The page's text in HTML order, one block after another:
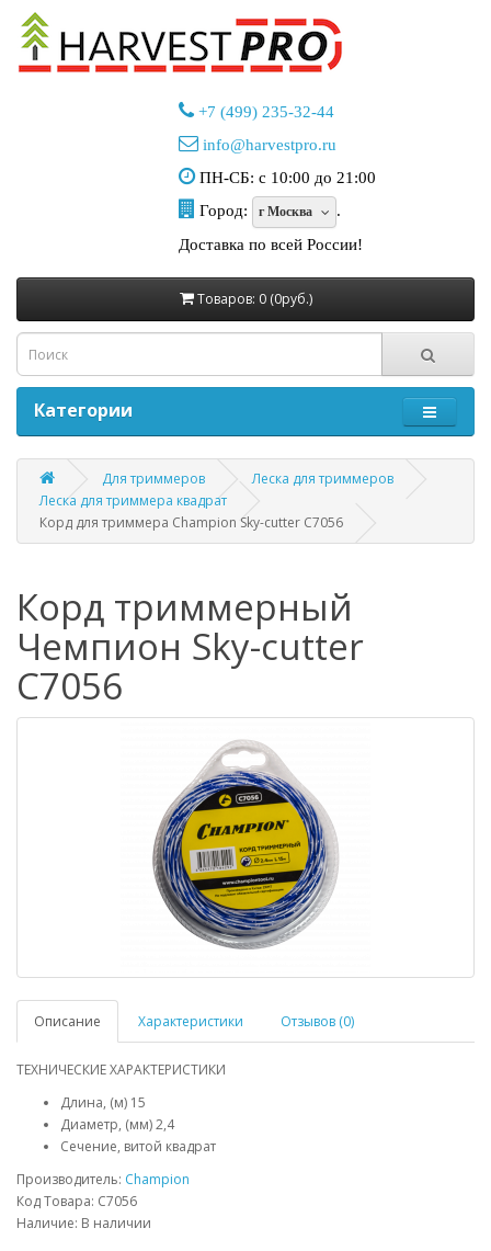
+7 (499) 235-32-44
info@harvestpro.ru
ПН-СБ: с 10:00 до 21:00
Город:
г Москва
.
Доставка по всей России!
Товаров: 0 (0руб.)
Категории
Для триммеров
Леска для триммеров
Леска для триммера квадрат
Корд для триммера Champion Sky-cutter C7056
Корд триммерный
Чемпион Sky-cutter
C7056
Описание Характеристики Отзывов (0)
ТЕХНИЧЕСКИЕ ХАРАКТЕРИСТИКИ
Длина, (м) 15
Диаметр, (мм) 2,4
Сечение, витой квадрат
Производитель: Champion
Код Товара: C7056
Наличие: В наличии